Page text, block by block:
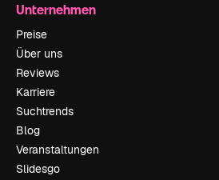
Unternehmen
Preise
Über uns
Reviews
Karriere
Suchtrends
Blog
Veranstaltungen
Slidesgo